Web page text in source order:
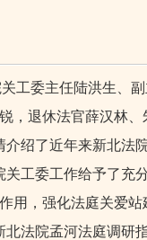
工委主任陆洪生、
，退休法官薛汉林
介绍了近年来新北法
关工委工作给予了充
用，强化法庭关爱站
法院孟河法庭调研